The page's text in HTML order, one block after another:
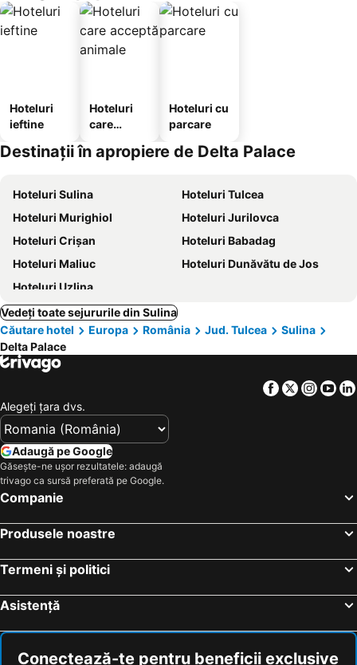
Hoteluri
ieftine
Hoteluri
care
animale
Hoteluri cu
parcare
Destinații în apropiere de Delta Palace
Hoteluri Sulina
Hoteluri Tulcea
Hoteluri Murighiol
Hoteluri Jurilovca
Hoteluri Crişan
Hoteluri Babadag
Hoteluri Maliuc
Hoteluri Dunăvătu de Jos
Hoteluri Uzlina
Vedeți toate sejururile din Sulina
Căutare hotel
Europa România Jud. Tulcea
Sulina
Delta Palace
Facebook
Twitter
Alegeţi ţara dvs.
Adaugă pe Google
Găsește-ne ușor rezultatele: adaugă
trivago ca sursă preferată pe Google.
Companie
Produsele noastre
Termeni și politici
Asistență
Conectează-te pentru beneficii exclusive